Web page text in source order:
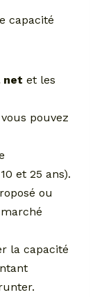
capacité
net et les
pouvez
et 25 ans).
ou
la capacité